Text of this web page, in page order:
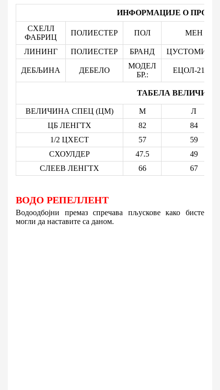
ИНФОРМАЦИЈЕ О
СХЕЛЛ
ФАБРИЦ
ПОЛИЕСТЕР ПОЛ МЕН
ЛИНИНГ ПОЛИЕСТЕР БРАНД
ДЕБЉИНА ДЕБЕЛО
МОДЕЛ
БР.:
ЕЦОЛ-213А
ТАБЕЛА ВЕЛИЧИНА
ВЕЛИЧИНА СПЕЦ (ЦМ) М
Л
ЦБ ЛЕНГТХ
82
84
1/2 ЦХЕСТ
57
59
СХОУЛДЕР
47.5
49
СЛЕЕВ ЛЕНГТХ
66 67
ВОДО РЕПЕЛЛЕНТ
Водоодбојни премаз спречава пљускове како бисте
могли да наставите са даном.